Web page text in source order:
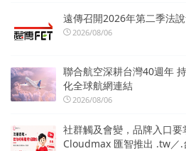
遠傳召開2026年第二季法
2026/08/06
聯合航空深耕台灣40週年
化全球航網連結
2026/08/06
社群觸及會變，品牌入口要
Cloudmax 匯智推出 .tw／.